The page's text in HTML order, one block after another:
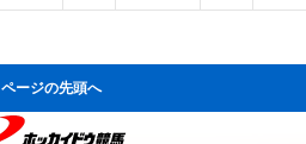
ページの先頭へ